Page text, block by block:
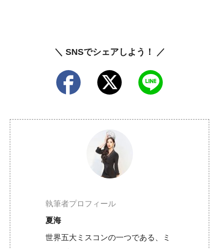
＼ SNSでシェアしよう！ ／
執筆者プロフィール
夏海
世界五大ミスコンの一つである、ミ